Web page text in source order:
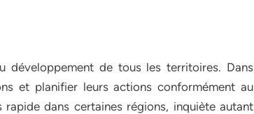
développement de tous les territoires. Dans
et planifier leurs actions conformément au
dans certaines régions, inquiète autant